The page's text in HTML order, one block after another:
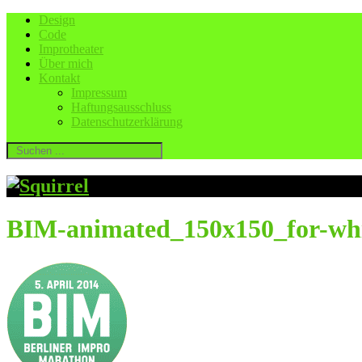
Design
Code
Improtheater
Über mich
Kontakt
Impressum
Haftungsausschluss
Datenschutzerklärung
BIM-animated_150x150_for-